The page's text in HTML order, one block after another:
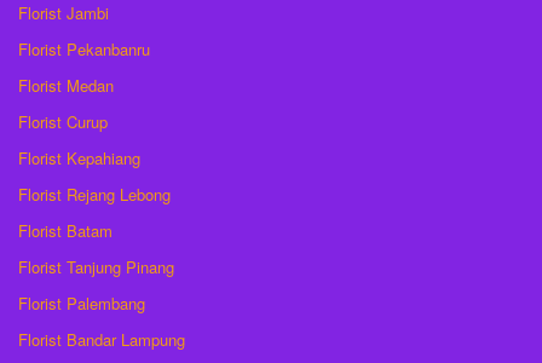
Florist Jambi
Florist Pekanbanru
Florist Medan
Florist Curup
Florist Kepahiang
Florist Rejang Lebong
Florist Batam
Florist Tanjung Pinang
Florist Palembang
Florist Bandar Lampung